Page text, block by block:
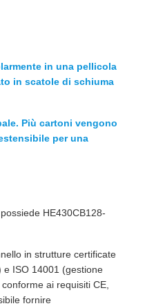
in una pellicola
in scatole di schiuma
Più cartoni vengono
per una
HE430CB128-
in strutture certificate
e ISO 14001 (gestione
ai requisiti CE,
fornire